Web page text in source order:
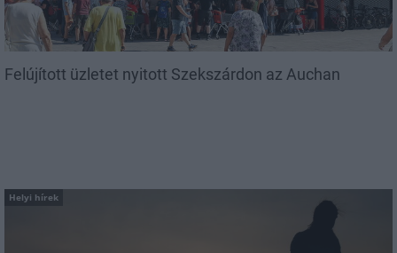
Felújított üzletet nyitott Szekszárdon az Auchan
Helyi hírek